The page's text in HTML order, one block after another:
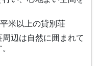
米以上の貸別荘
辺は自然に囲まれて